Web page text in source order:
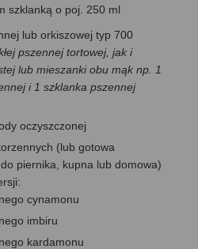
szklanką o poj. 250 ml
lub orkiszowej typ 700
pszennej tortowej, jak i
lub mieszanki obu mąk np. 1
i 1 szklanka pszennej
oczyszczonej
(lub gotowa
piernika, kupna lub domowa)
cynamonu
imbiru
kardamonu